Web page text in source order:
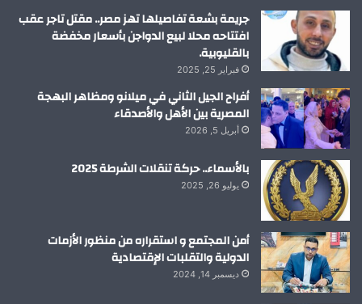
م
جريمة بشعة تفاصيلها تهز مصر.. مقتل تاجر عقب
افتتاحه محلا لبيع الدواجن بأسعار مخفضة
بالقليوبية.
فبراير 25, 2025
أفراح الجيل الثاني في ميلانو ومظاهر البهجة
المصرية بين الأهل والأصدقاء
أبريل 5, 2026
بالأسماء.. حركة تنقلات الشرطة 2025
يوليو 26, 2025
أمن المجتمع و استقراره من منظور الأزمات
الدولية والتقلبات الإقتصادية
ديسمبر 14, 2024